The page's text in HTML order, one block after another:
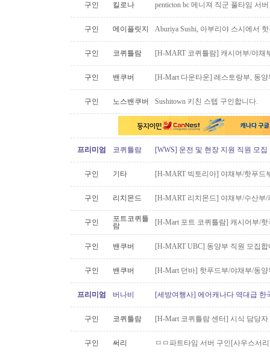
구인 킬로나 penticton bc 메니져 직군 풀타임 서
구인 메이플릿지 Aburiya Sushi, 아부리야 스시에서
구인 코퀴틀람 [H-MART 코퀴틀람] 캐시어부/야채
구인 밴쿠버 [H-Mart 다운타운] 레스토랑부, 동
구인 노스밴쿠버 Sushitown 키친 스텝 구인합니다.
프리미엄 코퀴틀람 [WWS] 운전 및 현장 지원 직원 모집
구인 기타 [H-MART 빅토리아] 야채부/핫푸드
구인 리치몬드 [H-MART 리치몬드] 야채부/수산부
구인
포트코퀴틀
람
[H-Mart 포트 코퀴틀람] 캐시어부/
구인 밴쿠버 [H-MART UBC] 동양부 직원 모집합
구인 밴쿠버 [H-Mart 던바] 핫푸드부/야채부/동
프리미엄 버나비 [세방여행사] 에어캐나다 역대급 한
구인 코퀴틀람 [H-Mart 코퀴틀람 센터] 시식 담당
구인 써리 ㅁㅁ파트타임 서버 구인[사우스서